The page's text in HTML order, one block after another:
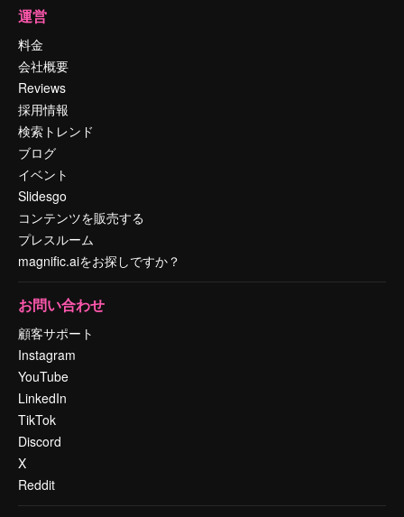
運営
料金
会社概要
Reviews
採用情報
検索トレンド
ブログ
イベント
Slidesgo
コンテンツを販売する
プレスルーム
magnific.aiをお探しですか？
お問い合わせ
顧客サポート
Instagram
YouTube
LinkedIn
TikTok
Discord
X
Reddit